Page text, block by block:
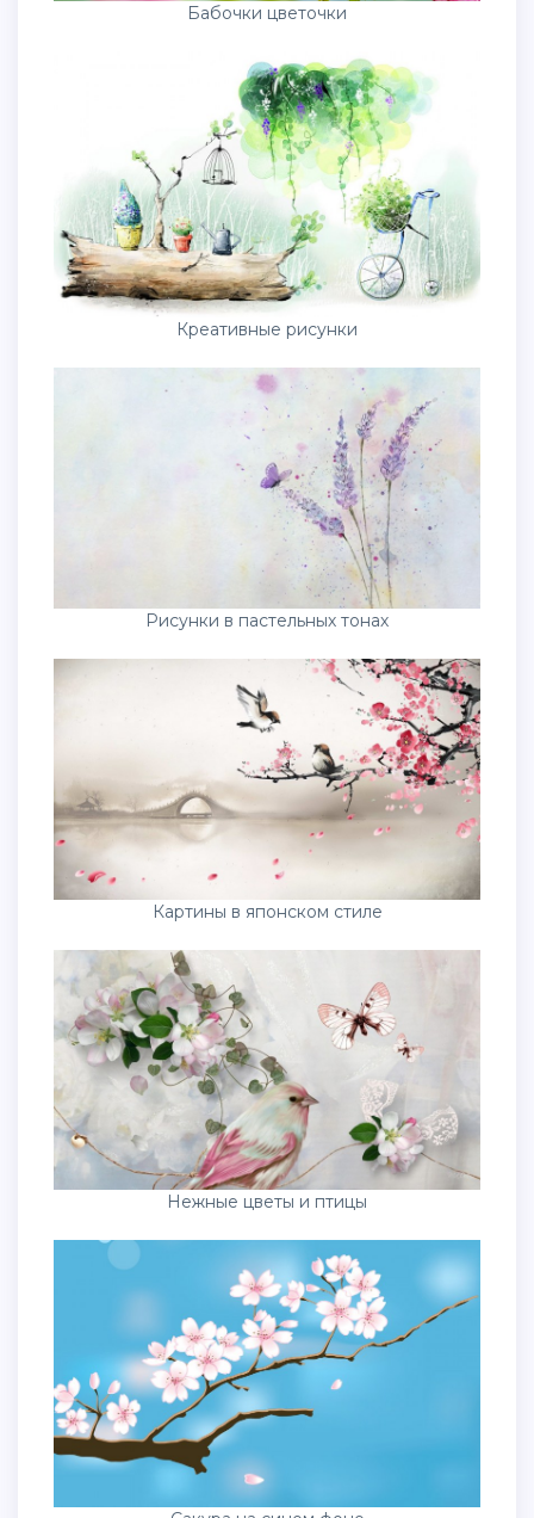
Бабочки цветочки
Креативные рисунки
Рисунки в пастельных тонах
Картины в японском стиле
Нежные цветы и птицы